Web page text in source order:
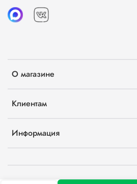
О магазине
Клиентам
Информация